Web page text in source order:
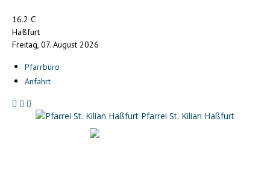
16.2 C
Haßfurt
Freitag, 07. August 2026
Pfarrbüro
Anfahrt
Pfarrei St. Kilian Haßfurt